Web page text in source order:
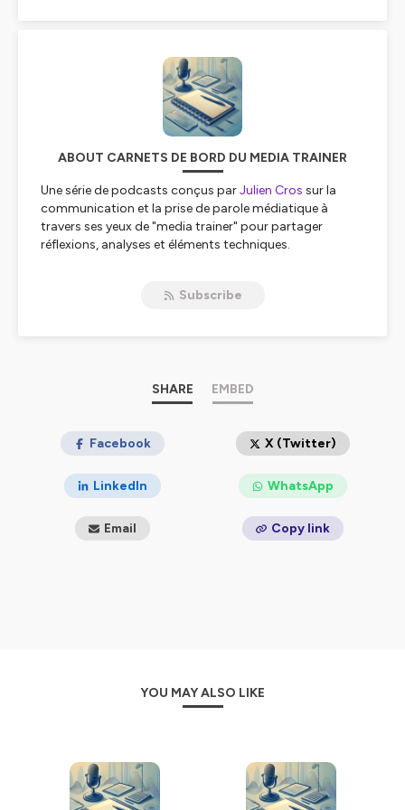
ABOUT CARNETS DE BORD DU MEDIA TRAINER
Une série de podcasts conçus parJulien Cros sur la
communication et la prise de parole médiatique à
travers ses yeux de "media trainer" pour partager
réflexions, analyses et éléments techniques.
pour plus d'informations.
Subscribe
SHARE EMBED
Facebook X (Twitter)
LinkedIn WhatsApp
Email Copy link
YOU MAY ALSO LIKE